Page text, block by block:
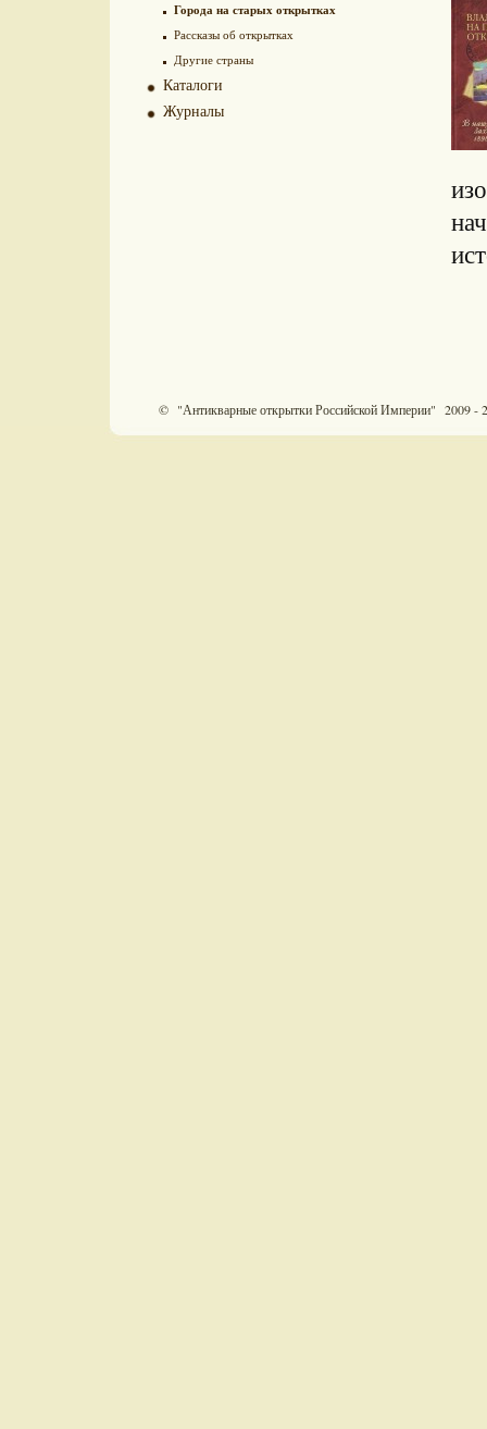
Города на старых открытках
Рассказы об открытках
Другие страны
Каталоги
Журналы
© "Антикварные открытки Российской Империи" 2009 -